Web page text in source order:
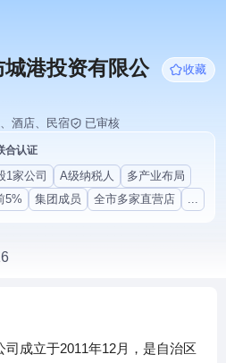
城港投资有限公
收藏
酒店、民宿 已审核
合认证
1家公司 A级纳税人
多产业布局
5%
集团成员 全市多家直营店 ...
成立于2011年12月，是自治区